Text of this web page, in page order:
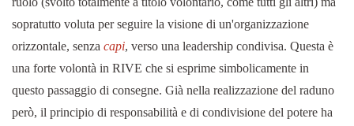
sopratutto voluta per seguire la visione di un'organizzazione
orizzontale, senza capi, verso una leadership condivisa. Questa è
una forte volontà in RIVE che si esprime simbolicamente in
questo passaggio di consegne. Già nella realizzazione del raduno
però, il principio di responsabilità e di condivisione del potere ha